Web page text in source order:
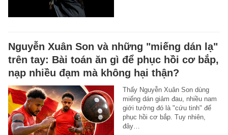
Nguyễn Xuân Son và những "miếng dán lạ"
trên tay: Bài toán ăn gì để phục hồi cơ bắp,
nạp nhiều đạm mà không hại thận?
Thấy Nguyễn Xuân Son dùng
miếng dán giảm đau, nhiều nam
giới tưởng đó là "cứu tinh" để
phục hồi cơ bắp. Tuy nhiên,
đây…